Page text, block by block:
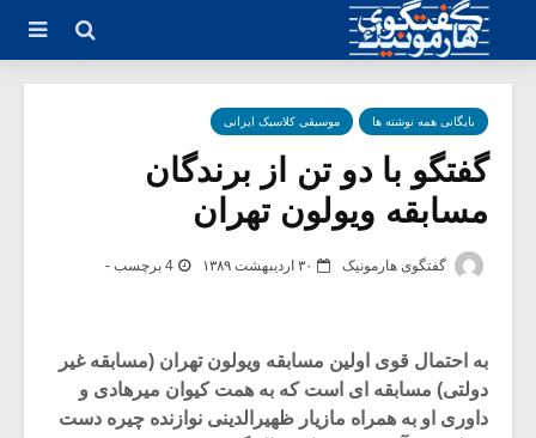
بایگانی همه نوشته ها موسیقی کلاسیک ایرانی
گفتگو با دو تن از برندگان
مسابقه ویولون تهران
گفتگوی هارمونیک ۳۰ اردیبهشت ۱۳۸۹ 4 برچسب -
به احتمال قوی اولین مسابقه ویولون تهران (مسابقه غیر
دولتی) مسابقه ای است که به همت کیوان میرهادی و
داوری او به همراه مازیار ظهیرالدینی نوازنده چیره دست